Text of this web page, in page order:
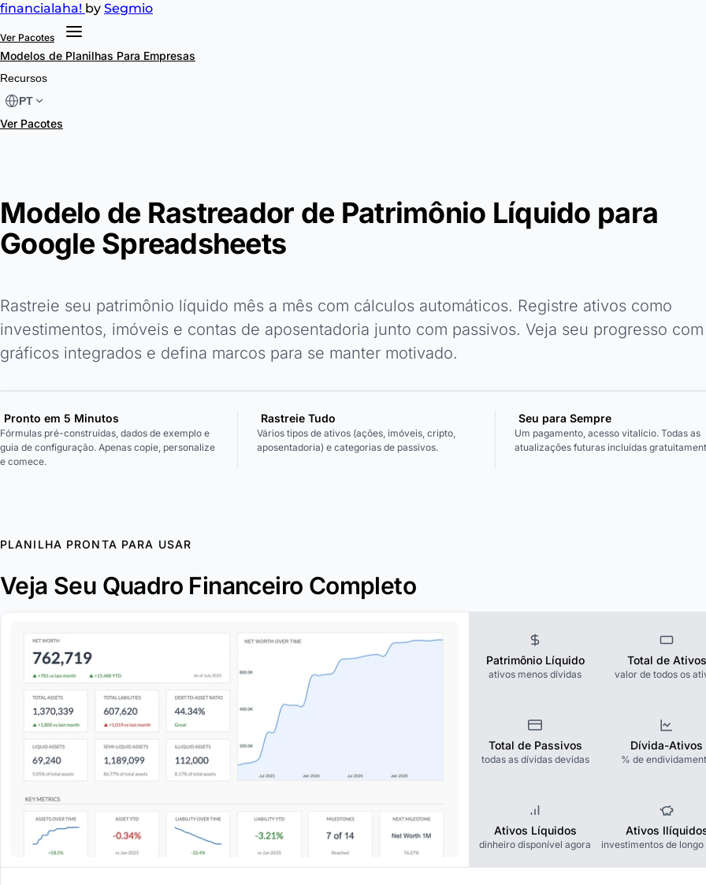
financialaha! by Segmio
Ver Pacotes
Modelos de Planilhas Para Empresas
Recursos
PT
Ver Pacotes
Modelo de Rastreador de Patrimônio Líquido para
Google Spreadsheets
Rastreie seu patrimônio líquido mês a mês com cálculos automáticos. Registre ativos como
investimentos, imóveis e contas de aposentadoria junto com passivos. Veja seu progresso com
gráficos integrados e defina marcos para se manter motivado.
Pronto em 5 Minutos
Fórmulas pré-construídas, dados de exemplo e
guia de configuração. Apenas copie, personalize
e comece.
Rastreie Tudo
Vários tipos de ativos (ações, imóveis, cripto,
aposentadoria) e categorias de passivos.
Seu para Sempre
Um pagamento, acesso vitalício. Todas as
atualizações futuras incluídas
PLANILHA PRONTA PARA USAR
Veja Seu Quadro Financeiro Completo
Patrimônio Líquido
ativos menos dívidas
Total de Ativos
valor de todos os
Total de Passivos
todas as dívidas devidas
Dívida-Ativos
% de
Ativos Líquidos
dinheiro disponível agora
Ativos
investimentos de